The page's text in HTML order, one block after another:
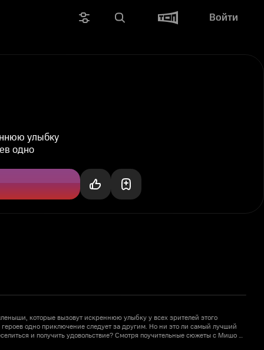
Войти
улыбку
одно
которые вызовут искреннюю улыбку у всех зрителей этого
одно приключение следует за другим. Но ни это ли самый лучший
и получить удовольствие? Смотря поучительные сюжеты с Мишо и
навыкам в непринужденной игровой форме: как ладить с